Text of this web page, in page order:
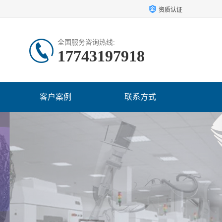
资质认证
全国服务咨询热线:
17743197918
客户案例 联系方式